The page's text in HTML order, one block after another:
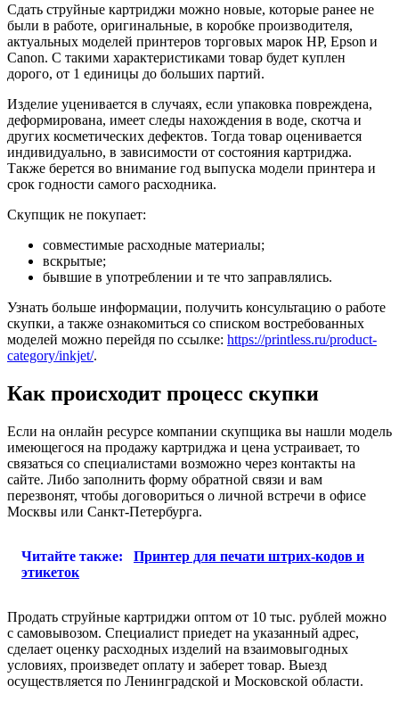
Сдать струйные картриджи можно новые, которые ранее не
были в работе, оригинальные, в коробке производителя,
актуальных моделей принтеров торговых марок HP, Epson и
Canon. С такими характеристиками товар будет куплен
дорого, от 1 единицы до больших партий.
Изделие уценивается в случаях, если упаковка повреждена,
деформирована, имеет следы нахождения в воде, скотча и
других косметических дефектов. Тогда товар оценивается
индивидуально, в зависимости от состояния картриджа.
Также берется во внимание год выпуска модели принтера и
срок годности самого расходника.
Скупщик не покупает:
совместимые расходные материалы;
вскрытые;
бывшие в употреблении и те что заправлялись.
Узнать больше информации, получить консультацию о работе
скупки, а также ознакомиться со списком востребованных
моделей можно перейдя по ссылке: https://printless.ru/product-
category/inkjet/.
Как происходит процесс скупки
Если на онлайн ресурсе компании скупщика вы нашли модель
имеющегося на продажу картриджа и цена устраивает, то
связаться со специалистами возможно через контакты на
сайте. Либо заполнить форму обратной связи и вам
перезвонят, чтобы договориться о личной встречи в офисе
Москвы или Санкт-Петербурга.
Читайте также:
Принтер для печати штрих-кодов и
этикеток
Продать струйные картриджи оптом от 10 тыс. рублей можно
с самовывозом. Специалист приедет на указанный адрес,
сделает оценку расходных изделий на взаимовыгодных
условиях, произведет оплату и заберет товар. Выезд
осуществляется по Ленинградской и Московской области.